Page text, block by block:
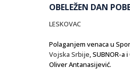
OBELEŽEN DAN
LESKOVAC
Polaganjem venaca u
Vojska Srbije, SUBNOR-
Oliver Antanasijević.